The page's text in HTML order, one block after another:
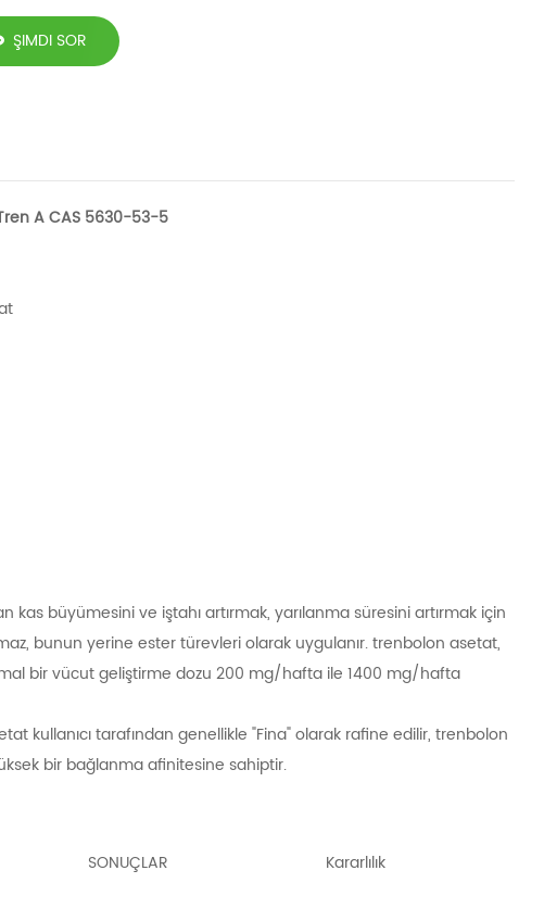
ŞIMDI SOR
A CAS 5630-53-5
büyümesini ve iştahı artırmak, yarılanma süresini artırmak için
bunun yerine ester türevleri olarak uygulanır. trenbolon asetat,
bir vücut geliştirme dozu 200 mg/hafta ile 1400 mg/hafta
kullanıcı tarafından genellikle "Fina" olarak rafine edilir, trenbolon
bir bağlanma afinitesine sahiptir.
SONUÇLAR
Kararlılık